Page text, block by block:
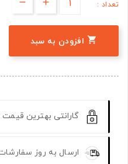
تعداد :
 افزودن به سبد
گارانتی بهترین
ارسال به روز